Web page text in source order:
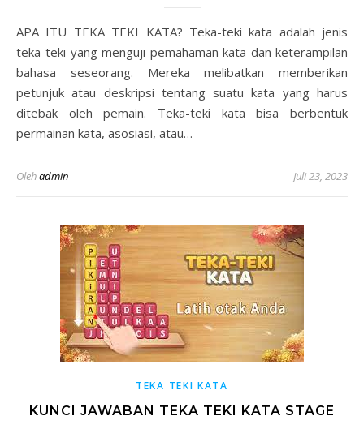
APA ITU TEKA TEKI KATA? Teka-teki kata adalah jenis
teka-teki yang menguji pemahaman kata dan keterampilan
bahasa seseorang. Mereka melibatkan memberikan
petunjuk atau deskripsi tentang suatu kata yang harus
ditebak oleh pemain. Teka-teki kata bisa berbentuk
permainan kata, asosiasi, atau…
Olehadmin Juli 23, 2023
TEKA TEKI KATA
KUNCI JAWABAN TEKA TEKI KATA STAGE